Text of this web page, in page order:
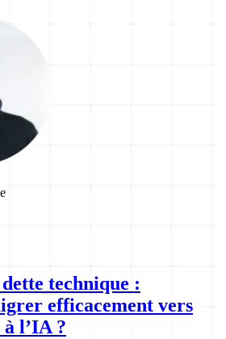
technique :
efficacement vers
l’IA ?